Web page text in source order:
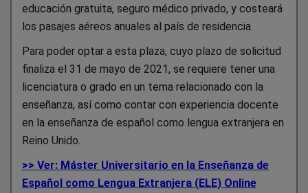
educación gratuita, seguro médico privado, y costeará
los pasajes aéreos anuales al país de residencia.
Para poder optar a esta plaza, cuyo plazo de solicitud
finaliza el 31 de mayo de 2021, se requiere tener una
licenciatura o grado en un tema relacionado con la
enseñanza, así como contar con experiencia docente
en la enseñanza de español como lengua extranjera en
Reino Unido.
>> Ver: Máster Universitario en la Enseñanza de
Español como Lengua Extranjera (ELE) Online